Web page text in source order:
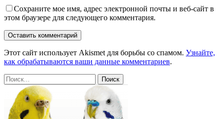
Сохраните мое имя, адрес электронной почты и веб-сайт в
этом браузере для следующего комментария.
Этот сайт использует Akismet для борьбы со спамом. Узнайте,
как обрабатываются ваши данные комментариев.